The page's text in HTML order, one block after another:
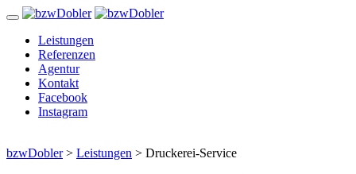
Zum
Leistungen
Referenzen
Agentur
Kontakt
Facebook
Instagram
bzwDobler> Leistungen > Druckerei-Service